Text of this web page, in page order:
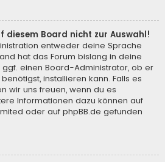
diesem Board nicht zur Auswahl!
entweder deine Sprache
hat das Forum bislang in deine
einen Board-Administrator, ob er
installieren kann. Falls es
wir uns freuen, wenn du es
Informationen dazu können auf
oder auf phpBB.de gefunden